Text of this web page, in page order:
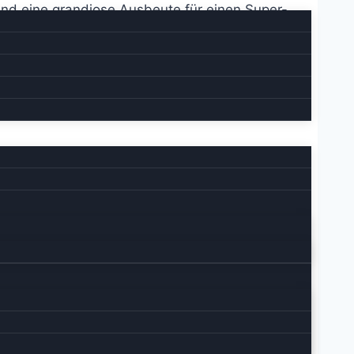
eine grandiose Ausbeute für einen Super-